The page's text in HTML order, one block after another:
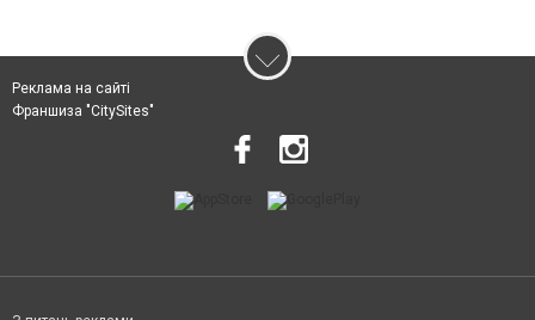
Реклама на сайті
Франшиза "CitySites"